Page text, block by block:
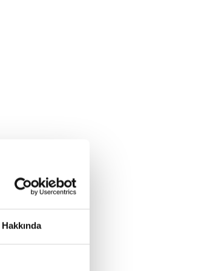
Hakkında